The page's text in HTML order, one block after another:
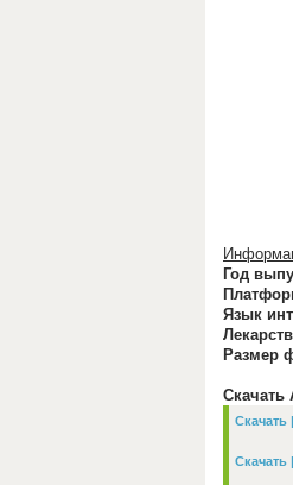
Год
Язык
Размер
Скачать
Скачать
Скачать